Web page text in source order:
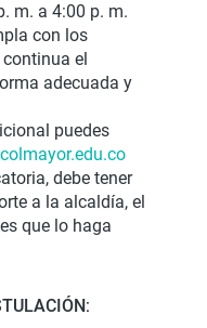
m. a 4:00 p. m.
con los
el
adecuada y
puedes
edu.co
debe tener
a la alcaldía, el
que lo haga
: